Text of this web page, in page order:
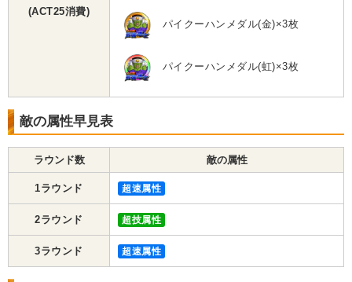
(ACT25消費)
パイクーハンメダル(金)×3枚
パイクーハンメダル(虹)×3枚
敵の属性早見表
ラウンド数 敵の属性
1ラウンド 超速属性
2ラウンド 超技属性
3ラウンド 超速属性